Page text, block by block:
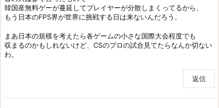
韓国産無料ゲーが蔓延してプレイヤーが分散しまくってるから、
もう日本のFPS界が世界に挑戦する日は来ないんだろう。
まあ日本の規模を考えたら各ゲームの小さな国際大会程度でも
収まるのかもしれないけど、CSのプロの試合見てたらなんか切ない
わ。
返信